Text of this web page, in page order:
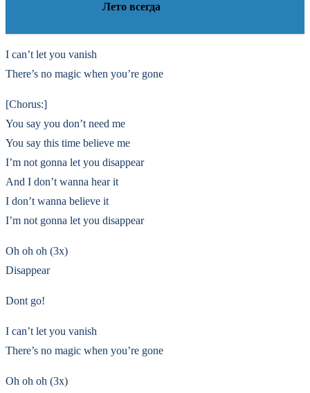
Лето всегда
I can’t let you vanish
There’s no magic when you’re gone
[Chorus:]
You say you don’t need me
You say this time believe me
I’m not gonna let you disappear
And I don’t wanna hear it
I don’t wanna believe it
I’m not gonna let you disappear
Oh oh oh (3x)
Disappear
Dont go!
I can’t let you vanish
There’s no magic when you’re gone
Oh oh oh (3x)